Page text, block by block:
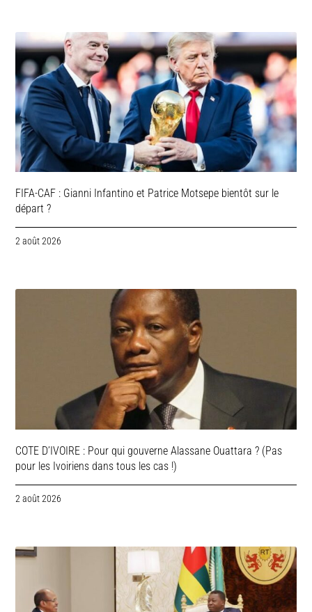
FIFA-CAF : Gianni Infantino et Patrice Motsepe bientôt sur le
départ ?
2 août 2026
COTE D’IVOIRE : Pour qui gouverne Alassane Ouattara ? (Pas
pour les Ivoiriens dans tous les cas !)
2 août 2026